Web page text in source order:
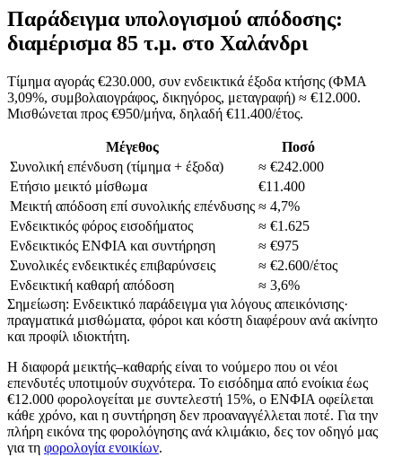
Παράδειγμα υπολογισμού απόδοσης:
διαμέρισμα 85 τ.μ. στο Χαλάνδρι
Τίμημα αγοράς €230.000, συν ενδεικτικά έξοδα κτήσης (ΦΜΑ
3,09%, συμβολαιογράφος, δικηγόρος, μεταγραφή) ≈ €12.000.
Μισθώνεται προς €950/μήνα, δηλαδή €11.400/έτος.
Μέγεθος
Ποσό
Συνολική επένδυση (τίμημα + έξοδα)
≈ €242.000
Ετήσιο μεικτό μίσθωμα
€11.400
Μεικτή απόδοση επί συνολικής επένδυσης ≈ 4,7%
Ενδεικτικός φόρος εισοδήματος
≈ €1.625
Ενδεικτικός ΕΝΦΙΑ και συντήρηση
≈ €975
Συνολικές ενδεικτικές επιβαρύνσεις
≈ €2.600/έτος
Ενδεικτική καθαρή απόδοση
≈ 3,6%
Σημείωση: Ενδεικτικό παράδειγμα για λόγους απεικόνισης·
πραγματικά μισθώματα, φόροι και κόστη διαφέρουν ανά ακίνητο
και προφίλ ιδιοκτήτη.
Η διαφορά μεικτής–καθαρής είναι το νούμερο που οι νέοι
επενδυτές υποτιμούν συχνότερα. Το εισόδημα από ενοίκια έως
€12.000 φορολογείται με συντελεστή 15%, ο ΕΝΦΙΑ οφείλεται
κάθε χρόνο, και η συντήρηση δεν προαναγγέλλεται ποτέ. Για την
πλήρη εικόνα της φορολόγησης ανά κλιμάκιο, δες τον οδηγό μας
για τη φορολογία ενοικίων.